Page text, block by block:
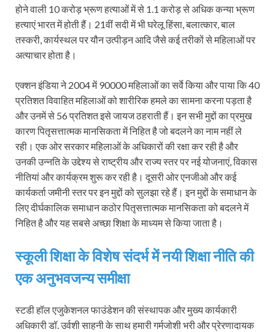
होने वाली 10 करोड़ भ्रूण हत्‍याओं में से 1.1 करोड़ से अधिक कन्या भ्रूण
हत्याएं भारत में होती हैं। 21वीं सदी में भी घरेलू हिंसा, बलात्कार, बाल
तस्करी, कार्यस्थल पर यौन उत्पीड़न आदि जैसे कई तरीकों से महिलाओं पर
अत्याचार होता है।
एक्शन इंडिया ने 2004 में 90000 महिलाओं का सर्वे किया और पाया कि 40
प्रतिशत विवाहित महिलाओं को शारीरिक हमले का सामना करना पड़ता है
और उनमें से 56 प्रतिशत इसे जायज ठहराती हैं। इन सभी मुद्दों का प्रमुख
कारण पितृसत्तात्मक मानसिकता में निहित है जो बदलने का नाम नहीं ले
रही। एक ओर सरकार महिलाओं के अधिकारों की रक्षा कर रही है और
उनकी उन्नति के उद्देश्य से राष्ट्रीय और राज्य स्तर पर नई योजनाएं, विकास
नीतियां और कार्यक्रम शुरू कर रही है। दूसरी ओर एनजीओ और कई
कार्यकर्ता जमीनी स्तर पर इन मुद्दों को सुलझा रहे हैं। इन मुद्दों के समाधान के
लिए दीर्घकालिक समाधान कठोर पितृसत्तात्मक मानसिकता को बदलने में
निहित है और यह सबसे अच्छा शिक्षा के माध्यम से किया जाता है।
स्कूली शिक्षा के विशेष संदर्भ में नयी शिक्षा नीति की
एक अनुभवजन्य समीक्षा
स्टडी हॉल एजुकेशनल फाउंडेशन की संस्थापक और मुख्य कार्यकारी
अधिकारी डॉ. उर्वशी साहनी के साथ हमारी गर्मजोशी भरी और प्रेरणादायक